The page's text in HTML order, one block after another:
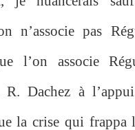
n’associe pas
l’on associe
R. Dachez à
la crise qui frappa